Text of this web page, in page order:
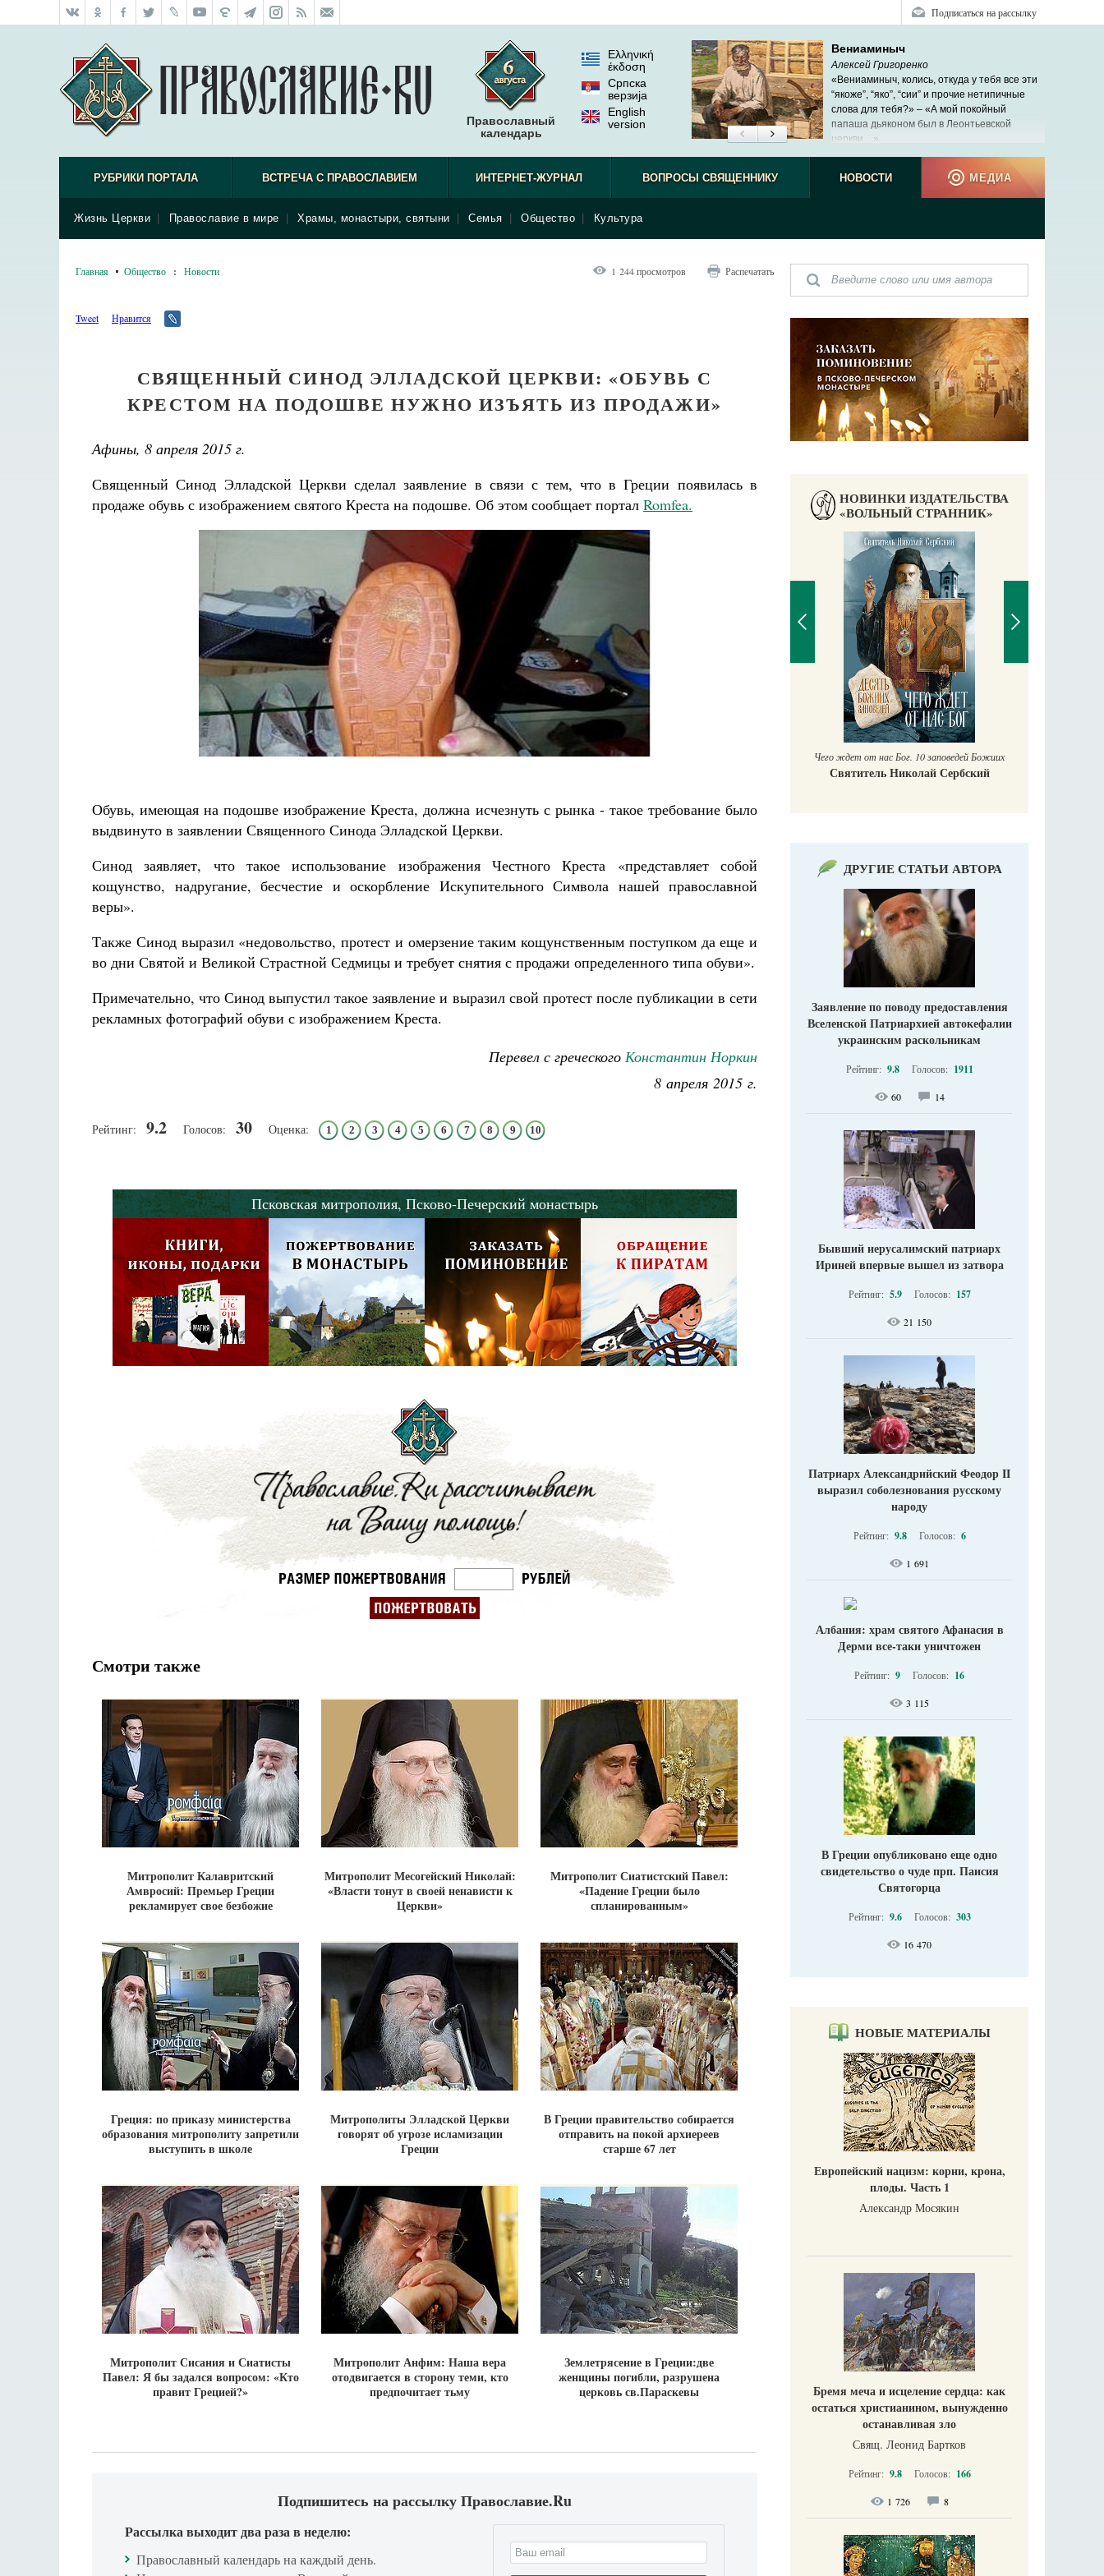
Подписаться на рассылку
Православный
календарь
Ελληνική
έκδοση
Српска
верзиjа
English
version
Вениаминыч
Алексей Григоренко
«Вениаминыч, колись, откуда у тебя все эти
“якоже”, “яко”, “сии” и прочие нетипичные
слова для тебя?» – «А мой покойный
папаша дьяконом был в Леонтьевской
церкви…»
РУБРИКИ ПОРТАЛА ВСТРЕЧА С ПРАВОСЛАВИЕМ ИНТЕРНЕТ-ЖУРНАЛ ВОПРОСЫ СВЯЩЕННИКУ НОВОСТИ
Жизнь Церкви Православие в мире Храмы, монастыри, святыни Семья Общество Культура
МЕДИА
Главная Общество : Новости 1 244 просмотров Распечатать
Tweet Нравится
СВЯЩЕННЫЙ СИНОД ЭЛЛАДСКОЙ ЦЕРКВИ: «ОБУВЬ С
КРЕСТОМ НА ПОДОШВЕ НУЖНО ИЗЪЯТЬ ИЗ ПРОДАЖИ»
Афины, 8 апреля 2015 г.
Священный Синод Элладской Церкви сделал заявление в связи с тем, что в Греции появилась в
продаже обувь с изображением святого Креста на подошве. Об этом сообщает портал Romfea.
Обувь, имеющая на подошве изображение Креста, должна исчезнуть с рынка - такое требование было
выдвинуто в заявлении Священного Синода Элладской Церкви.
Синод заявляет, что такое использование изображения Честного Креста «представляет собой
кощунство, надругание, бесчестие и оскорбление Искупительного Символа нашей православной
веры».
Также Синод выразил «недовольство, протест и омерзение таким кощунственным поступком да еще и
во дни Святой и Великой Страстной Седмицы и требует снятия с продажи определенного типа обуви».
Примечательно, что Синод выпустил такое заявление и выразил свой протест после публикации в сети
рекламных фотографий обуви с изображением Креста.
Перевел с греческого Константин Норкин
8 апреля 2015 г.
Рейтинг: 9.2 Голосов: 30 Оценка: 1 2 3 4 5 6 7 8 9 10
Псковская митрополия, Псково-Печерский монастырь
Смотри также
Митрополит Калавритский
Амвросий: Премьер Греции
рекламирует свое безбожие
Митрополит Месогейский Николай:
«Власти тонут в своей ненависти к
Церкви»
Митрополит Сиатистский Павел:
«Падение Греции было
спланированным»
Греция: по приказу министерства
образования митрополиту запретили
выступить в школе
Митрополиты Элладской Церкви
говорят об угрозе исламизации
Греции
В Греции правительство собирается
отправить на покой архиереев
старше 67 лет
Митрополит Сисания и Сиатисты
Павел: Я бы задался вопросом: «Кто
правит Грецией?»
Митрополит Анфим: Наша вера
отодвигается в сторону теми, кто
предпочитает тьму
Землетрясение в Греции:две
женщины погибли, разрушена
церковь св.Параскевы
Подпишитесь на рассылку Православие.Ru
Рассылка выходит два раза в неделю:
Православный календарь на каждый день.
НОВИНКИ ИЗДАТЕЛЬСТВА
«ВОЛЬНЫЙ СТРАННИК»
Разлуки не будет
Фредерика де Грааф Как найти своё место в жизни
Великомученик Георгий Победоносец. Научись у
Чего ждет от нас Бог. 10 заповедей Божиих
Святитель Николай Сербский
ДРУГИЕ СТАТЬИ АВТОРА
Заявление по поводу предоставления
Вселенской Патриархией автокефалии
украинским раскольникам
Рейтинг: 9.8 Голосов: 1911
60 14
Бывший иерусалимский патриарх
Ириней впервые вышел из затвора
Рейтинг: 5.9 Голосов: 157
21 150
Патриарх Александрийский Феодор II
выразил соболезнования русскому
народу
Рейтинг: 9.8 Голосов: 6
1 691
Албания: храм святого Афанасия в
Дерми все-таки уничтожен
Рейтинг: 9 Голосов: 16
3 115
В Греции опубликовано еще одно
свидетельство о чуде прп. Паисия
Святогорца
Рейтинг: 9.6 Голосов: 303
16 470
НОВЫЕ МАТЕРИАЛЫ
Европейский нацизм: корни, крона,
плоды. Часть 1
Александр Мосякин
Бремя меча и исцеление сердца: как
остаться христианином, вынужденно
останавливая зло
Свящ. Леонид Бартков
Рейтинг: 9.8 Голосов: 166
1 726 8